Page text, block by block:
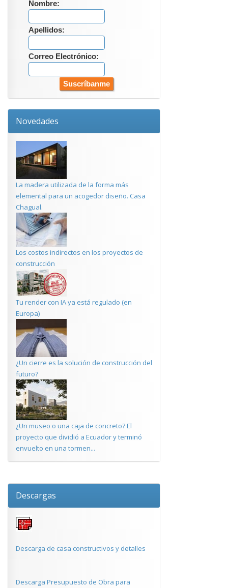
Nombre:
Apellidos:
Correo Electrónico:
Novedades
La madera utilizada de la forma más
elemental para un acogedor diseño. Casa
Chagual.
Los costos indirectos en los proyectos de
construcción
Tu render con IA ya está regulado (en
Europa)
¿Un cierre es la solución de construcción del
futuro?
¿Un museo o una caja de concreto? El
proyecto que dividió a Ecuador y terminó
envuelto en una tormen...
Descargas
Descarga de casa constructivos y detalles
Descarga Presupuesto de Obra para